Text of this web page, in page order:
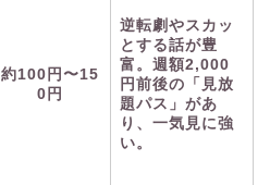
約100円〜15
0円
逆転劇やスカッ
とする話が豊
富。週額2,000
円前後の「見放
題パス」があ
り、一気見に強
い。